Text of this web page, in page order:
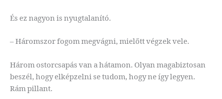
És ez nagyon is nyugtalanító.
– Háromszor fogom megvágni, mielőtt végzek vele.
Három ostorcsapás van a hátamon. Olyan magabiztosan
beszél, hogy elképzelni se tudom, hogy ne így legyen.
Rám pillant.